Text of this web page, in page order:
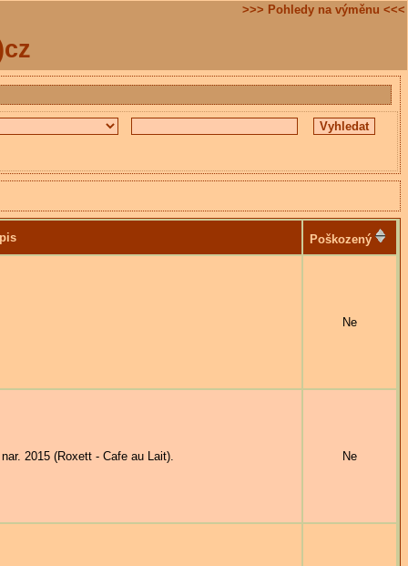
>>> Pohledy na výměnu <<<
Poškozený
Ne
2015 (Roxett - Cafe au Lait). Ne